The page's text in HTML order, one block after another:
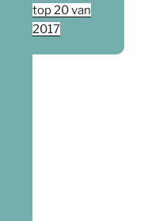
top 20 van
2017